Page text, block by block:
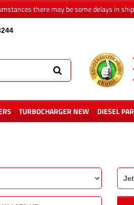
there may be some delays in
TURBOCHARGER NEW DIESEL